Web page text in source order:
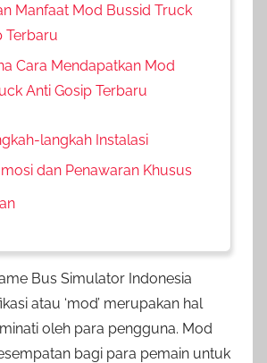
Manfaat Mod Bussid Truck
Terbaru
Cara Mendapatkan Mod
Anti Gosip Terbaru
langkah Instalasi
dan Penawaran Khusus
Bus Simulator Indonesia
atau ‘mod’ merupakan hal
oleh para pengguna. Mod
bagi para pemain untuk